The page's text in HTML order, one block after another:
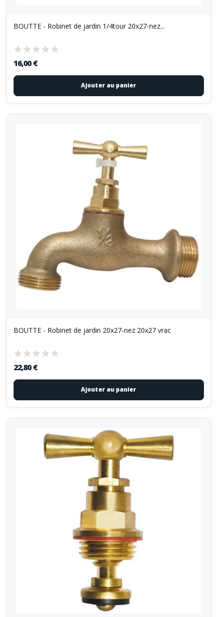
BOUTTE - Robinet de jardin 1/4tour 20x27-nez...
16,00 €
Ajouter au panier
BOUTTE - Robinet de jardin 20x27-nez 20x27 vrac
22,80 €
Ajouter au panier